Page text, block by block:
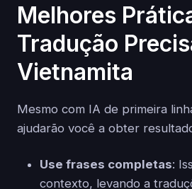
Melhores
Tradução
Vietnamita
Mesmo com IA de primeira
ajudarão você a obter
Use frases completas:
contexto, levando a